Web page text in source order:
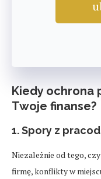
Kiedy ochrona
Twoje finanse?
1. Spory z
Niezależnie od tego,
firmę, konflikty w